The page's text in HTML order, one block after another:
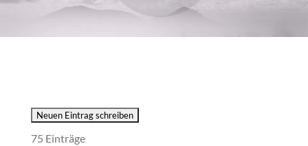
75 Einträge